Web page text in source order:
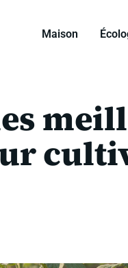
Maison